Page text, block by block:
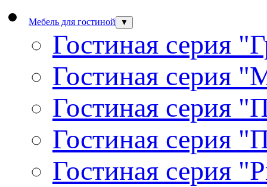
Мебель для гостиной ▼
Гостиная серия
Гостиная серия
Гостиная серия
Гостиная серия
Гостиная серия